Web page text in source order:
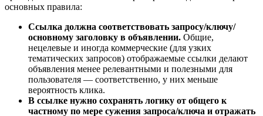
основных правила:
Ссылка должна соответствовать запросу/ключу/
основному заголовку в объявлении. Общие,
нецелевые и иногда коммерческие (для узких
тематических запросов) отображаемые ссылки делают
объявления менее релевантными и полезными для
пользователя — соответственно, у них меньше
вероятность клика.
В ссылке нужно сохранять логику от общего к
частному по мере сужения запроса/ключа и отражать